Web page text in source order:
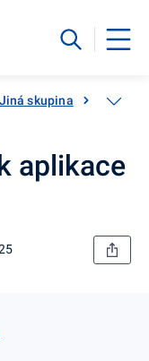
Jiná skupina
aplikace